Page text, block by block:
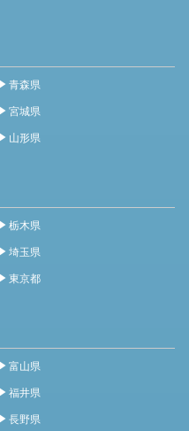
青森県
宮城県
山形県
栃木県
埼玉県
東京都
富山県
福井県
長野県